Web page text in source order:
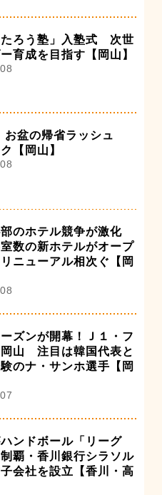
たろう塾」入塾式 次世
育成を目指す【岡山】
盆の帰省ラッシュ
【岡山】
部のホテル競争が激化
数の新ホテルがオープ
ニューアル相次ぐ【岡
ズンが開幕！Ｊ１・フ
岡山 注目は韓国代表と
のナ・サンホ選手【岡
ンドボール「リーグ
覇・香川銀行シラソル
会社を設立【香川・高